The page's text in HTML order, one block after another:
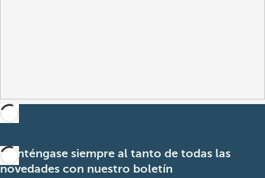
Manténgase siempre al tanto de todas las
novedades con nuestro boletín